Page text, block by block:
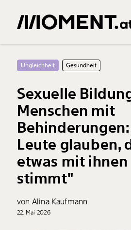
0Treffer
Ungleichheit Gesundheit
Sexuelle
Menschen mit
Leute glauben,
etwas mit
stimmt"
von Alina Kaufmann
22. Mai 2026